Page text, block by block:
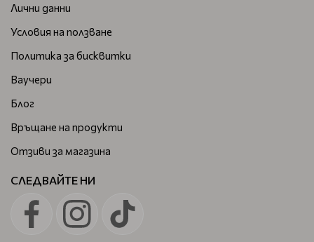
Лични данни
Условия на ползване
Политика за бисквитки
Ваучери
Блог
Връщане на продукти
Отзиви за магазина
СЛЕДВАЙТЕ НИ